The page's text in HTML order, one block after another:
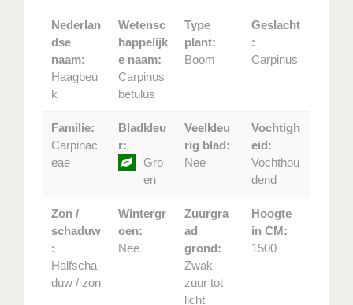
Nederlan
dse
naam:
Haagbeu
k
Wetensc
happelijk
e naam:
Carpinus
betulus
Type
plant:
Boom
Geslacht
:
Carpinus
Familie:
Carpinac
eae
Bladkleu
r:
Gro
en
Veelkleu
rig blad:
Nee
Vochtigh
eid:
Vochthou
dend
Zon /
schaduw
:
Halfscha
duw / zon
Wintergr
oen:
Nee
Zuurgra
ad
grond:
Zwak
zuur tot
licht
Hoogte
in CM:
1500